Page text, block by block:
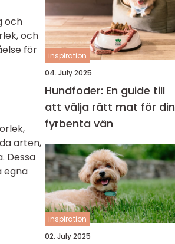
och
och
för
arten,
Dessa
egna
inspiration
04. July 2025
Hundfoder: En guide till
att välja rätt mat för din
fyrbenta vän
inspiration
02. July 2025